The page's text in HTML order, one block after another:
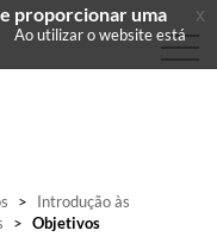
>
Introdução às
> Objetivos
proporcionar uma
Ao utilizar o website está
x